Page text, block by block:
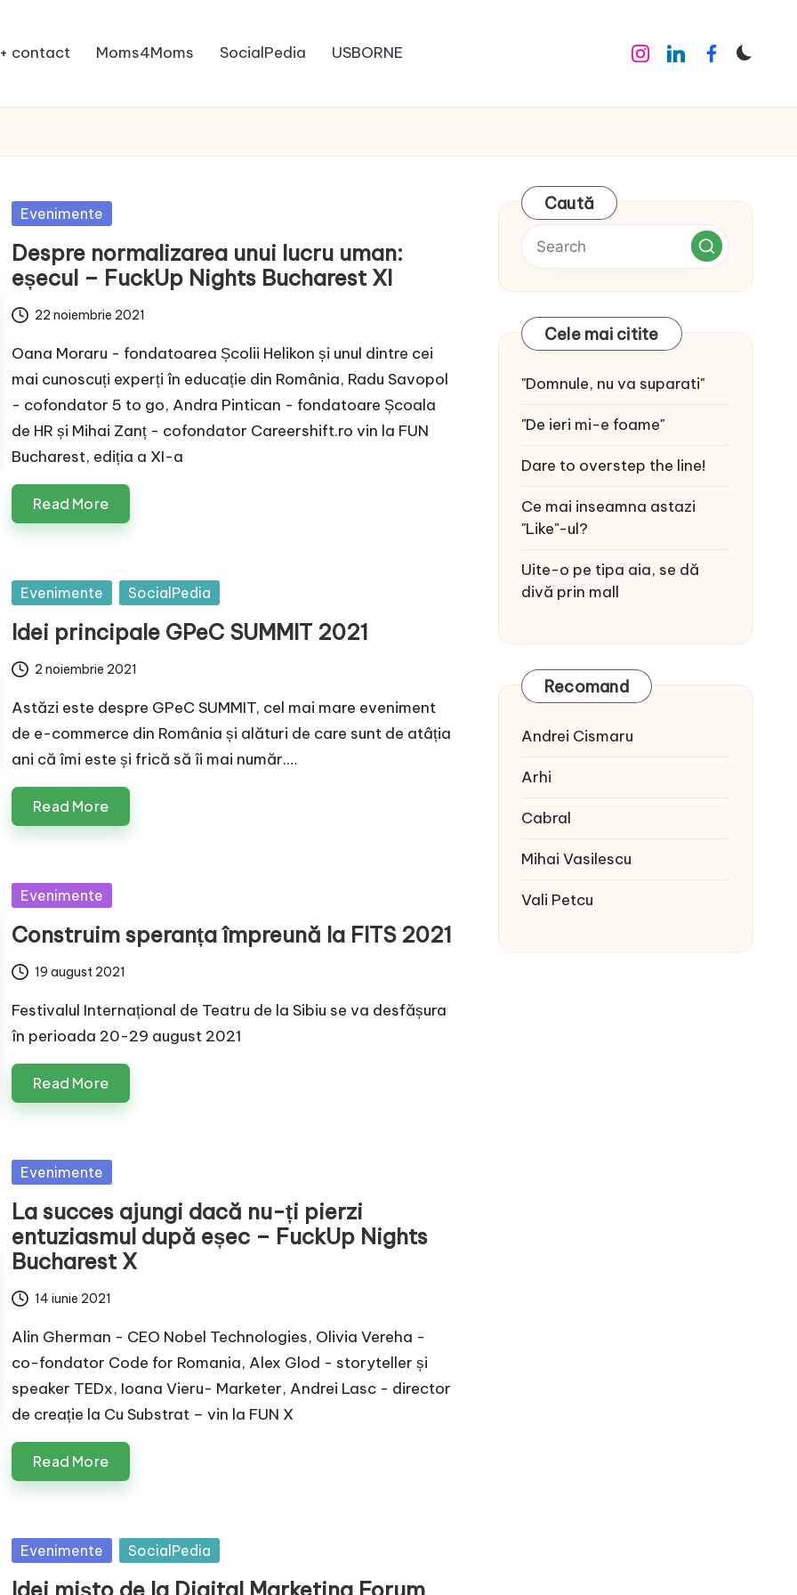
contact Moms4Moms SocialPedia USBORNE Instagram
LinkedinFacebook
Posted
Evenimente
Despre normalizarea unui lucru uman:
eșecul – FuckUp Nights Bucharest XI
22 noiembrie 2021
Oana Moraru - fondatoarea Școlii Helikon și unul dintre cei
mai cunoscuți experți în educație din România, Radu Savopol
- cofondator 5 to go, Andra Pintican - fondatoare Școala
de HR și Mihai Zanț - cofondator Careershift.ro vin la FUN
Bucharest, ediția a XI-a
Read More
Posted
Evenimente SocialPedia
Idei principale GPeC SUMMIT 2021
2 noiembrie 2021
Astăzi este despre GPeC SUMMIT, cel mai mare eveniment
de e-commerce din România și alături de care sunt de atâția
ani că îmi este și frică să îi mai număr.…
Read More
Posted
Evenimente
Construim speranța împreună la FITS 2021
19 august 2021
Festivalul Internațional de Teatru de la Sibiu se va desfășura
în perioada 20-29 august 2021
Read More
Posted
Evenimente
La succes ajungi dacă nu-ți pierzi
entuziasmul după eșec – FuckUp Nights
Bucharest X
14 iunie 2021
Alin Gherman - CEO Nobel Technologies, Olivia Vereha -
co-fondator Code for Romania, Alex Glod - storyteller și
speaker TEDx, Ioana Vieru- Marketer, Andrei Lasc - director
de creație la Cu Substrat – vin la FUN X
Read More
Posted
Evenimente SocialPedia
Idei mișto de la Digital Marketing Forum
Caută
Cele mai citite
"Domnule, nu va suparati"
"De ieri mi-e foame"
Dare to overstep the line!
Ce mai inseamna astazi
"Like"-ul?
Uite-o pe tipa aia, se dă
divă prin mall
Recomand
Andrei Cismaru
Arhi
Cabral
Mihai Vasilescu
Vali Petcu